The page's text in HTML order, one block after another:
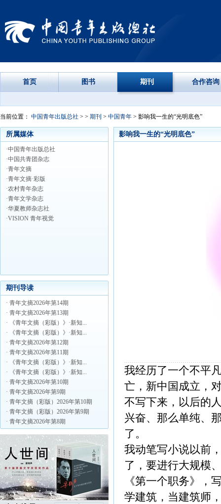
首页 图书 期刊 合作咨询
当前位置： 中国青年出版总社 > > 期刊 > 中国青年 > 影响我一生的“光明底色”
所属媒体
·中国青年出版总社
·中国共青团杂志
·青年文摘
·青年文摘·彩版
·农村青年杂志
·青年文学杂志
·华夏教师杂志社
·VISION 青年视觉
期刊导读
· 青年文摘2026年第14期
· 青年文摘2026年第13期
· 《青年文摘（彩版）》·新知...
· 《青年文摘（彩版）》·新知...
· 青年文摘2026年第12期
· 青年文摘2026年第11期
· 《青年文摘（彩版）》·新知...
· 《青年文摘（彩版）》·新知...
· 青年文摘2026年第10期
· 青年文摘2026年第9期
· 青年文摘（彩版）2026年第10期
· 青年文摘（彩版）2026年第9期
· 青年文摘2026年第8期
影响我一生的“光明底色”
我经历了一个不平
亡，新中国成立，
不写下来，以后的
兴奋、那么单纯、
了。
我动笔写小说以前
了，要进行大规模
《第一个职务》，
学建筑，当建筑师